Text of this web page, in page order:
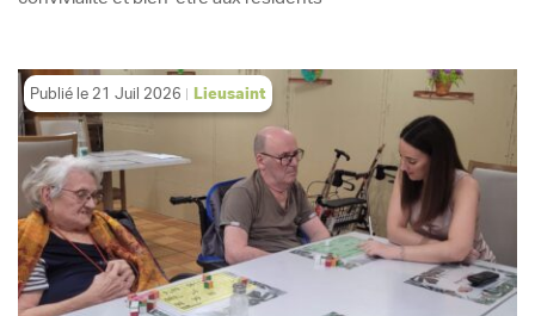
Publié le 21 Juil 2026 Lieusaint